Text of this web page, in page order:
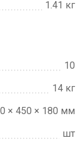
1.41 кг
10
14 кг
× 450 × 180 мм
шт